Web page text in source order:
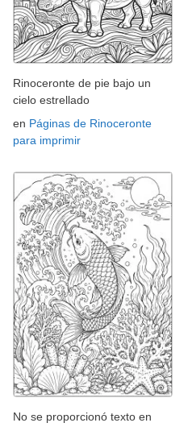
Rinoceronte de pie bajo un
cielo estrellado
en Páginas de Rinoceronte
para imprimir
No se proporcionó texto en